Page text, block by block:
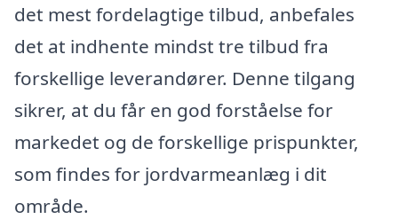
det mest fordelagtige tilbud, anbefales
det at indhente mindst tre tilbud fra
forskellige leverandører. Denne tilgang
sikrer, at du får en god forståelse for
markedet og de forskellige prispunkter,
som findes for jordvarmeanlæg i dit
område.